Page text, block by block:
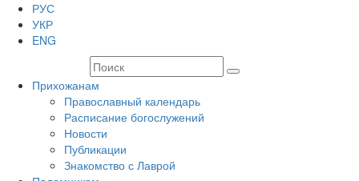
РУС
УКР
ENG
Прихожанам
Православный календарь
Расписание богослужений
Новости
Публикации
Знакомство с Лаврой